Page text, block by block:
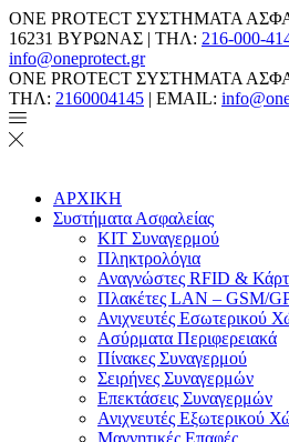
ONE PROTECT ΣΥΣΤΗΜΑΤΑ
16231 ΒΥΡΩΝΑΣ | ΤΗΛ: 216-000-
info@oneprotect.gr
ONE PROTECT ΣΥΣΤΗΜΑΤΑ
ΤΗΛ: 2160004145 | EMAIL:
ΑΡΧΙΚΗ
Συστήματα Ασφαλείας
ΚΙΤ Συναγερμού
Πληκτρολόγια
Αναγνώστες RFID &
Πλακέτες LAN – GSM/
Ανιχνευτές Εσωτερικού
Aσύρματα Περιφερειακά
Πίνακες Συναγερμού
Σειρήνες Συναγερμών
Επεκτάσεις Συναγερμών
Ανιχνευτές Εξωτερικού
Μαγνητικές Επαφές